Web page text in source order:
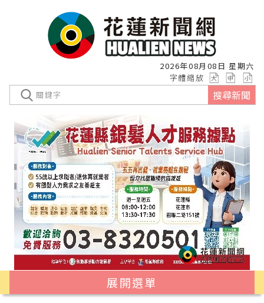
2026年08月08日 星期六
字體縮放
搜尋新聞
展開選單